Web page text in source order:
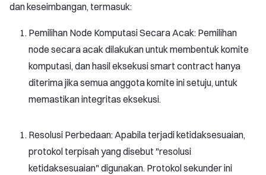
dan keseimbangan, termasuk:
Pemilihan Node Komputasi Secara Acak: Pemilihan
node secara acak dilakukan untuk membentuk komite
komputasi, dan hasil eksekusi smart contract hanya
diterima jika semua anggota komite ini setuju, untuk
memastikan integritas eksekusi.
Resolusi Perbedaan: Apabila terjadi ketidaksesuaian,
protokol terpisah yang disebut "resolusi
ketidaksesuaian" digunakan. Protokol sekunder ini